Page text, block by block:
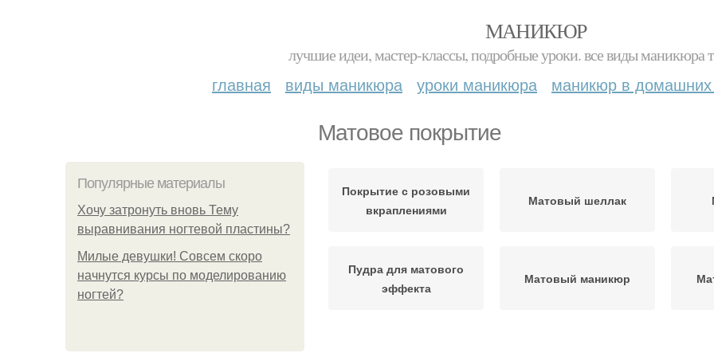
МАНИКЮР
лучшие идеи, мастер-классы, подробные уроки. все виды маникюра
главная виды маникюра уроки маникюра маникюр в домашних
Матовое покрытие
Популярные материалы
Хочу затронуть вновь Тему
выравнивания ногтевой пластины?
Милые девушки! Совсем скоро
начнутся курсы по моделированию
ногтей?
Покрытие с розовыми
вкраплениями
Матовый шеллак
Пудра для матового
эффекта
Матовый маникюр